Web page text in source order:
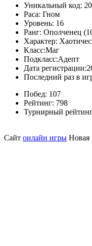
Уникальный код:
Раса: Гном
Уровень: 16
Ранг: Ополченец
Характер:
Класс:Маг
Подкласс:Адепт
Дата регистрации:
Последний раз в
Побед: 107
Рейтинг: 798
Турнирный
Сайт онлайн игры Новая